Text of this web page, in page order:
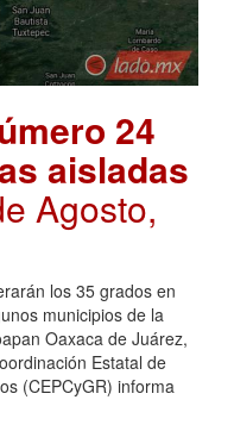
24
aisladas
Agosto,
los 35 grados en
municipios de la
Oaxaca de Juárez,
Estatal de
(CEPCyGR) informa